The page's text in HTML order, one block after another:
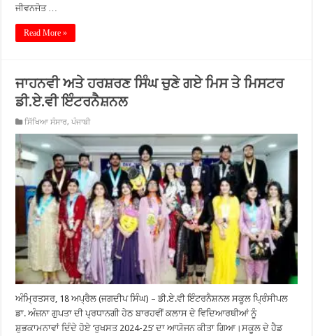
ਜੀਵਨਜੋਤ …
Read More »
ਜਾਹਨਵੀ ਅਤੇ ਹਰਸ਼ਰਣ ਸਿੰਘ ਚੁਣੇ ਗਏ ਮਿਸ ਤੇ ਮਿਸਟਰ
ਡੀ.ਏ.ਵੀ ਇੰਟਰਨੈਸ਼ਨਲ
ਸਿੱਖਿਆ ਸੰਸਾਰ,ਪੰਜਾਬੀ
ਅੰਮ੍ਰਿਤਸਰ, 18 ਅਪ੍ਰੈਲ (ਜਗਦੀਪ ਸਿੰਘ) – ਡੀ.ਏ.ਵੀ ਇੰਟਰਨੈਸ਼ਨਲ ਸਕੂਲ ਪ੍ਰਿੰਸੀਪਲ
ਡਾ. ਅੰਜ਼ਨਾ ਗੁਪਤਾ ਦੀ ਪ੍ਰਧਾਨਗੀ ਹੇਠ ਬਾਰਹਵੀਂ ਕਲਾਸ ਦੇ ਵਿਦਿਆਰਥੀਆਂ ਨੂੰ
ਸ਼ੁਭਕਾਮਨਾਵਾਂ ਦਿੰਦੇ ਹੋਏ ‘ਰੁਖਸਤ 2024-25’ ਦਾ ਆਯੋਜਨ ਕੀਤਾ ਗਿਆ।ਸਕੂਲ ਦੇ ਹੈਡ